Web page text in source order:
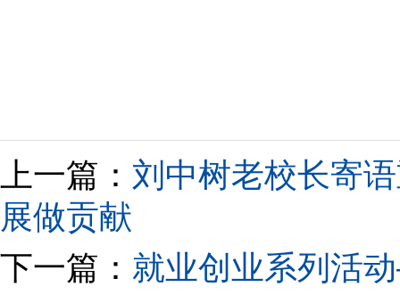
上一篇： 刘中树老校长寄
展做贡献
下一篇： 就业创业系列活